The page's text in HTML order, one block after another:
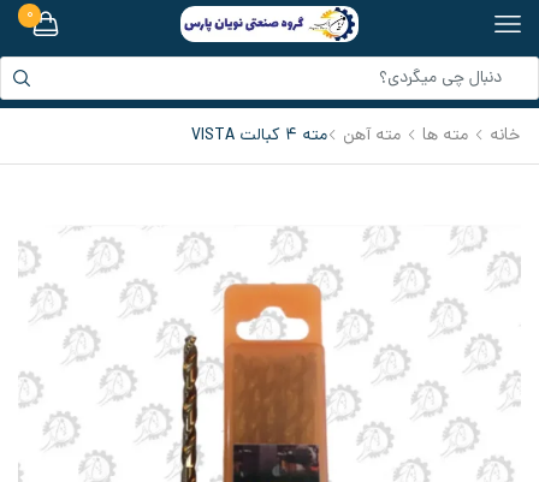
0
خانه مته ها مته آهن مته 4 کبالت VISTA